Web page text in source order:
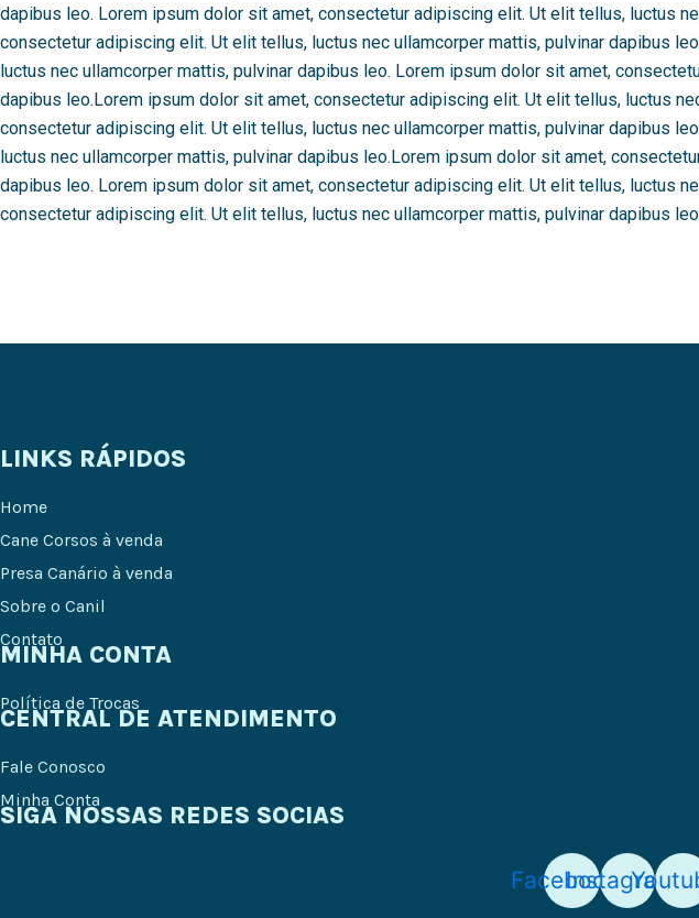
dapibus leo. Lorem ipsum dolor sit amet, consectetur adipiscing elit. Ut elit tellus, luctus
consectetur adipiscing elit. Ut elit tellus, luctus nec ullamcorper mattis, pulvinar dapibus
luctus nec ullamcorper mattis, pulvinar dapibus leo. Lorem ipsum dolor sit amet,
dapibus leo.Lorem ipsum dolor sit amet, consectetur adipiscing elit. Ut elit tellus, luctus
consectetur adipiscing elit. Ut elit tellus, luctus nec ullamcorper mattis, pulvinar dapibus
luctus nec ullamcorper mattis, pulvinar dapibus leo.Lorem ipsum dolor sit amet,
dapibus leo. Lorem ipsum dolor sit amet, consectetur adipiscing elit. Ut elit tellus, luctus
consectetur adipiscing elit. Ut elit tellus, luctus nec ullamcorper mattis, pulvinar dapibus
LINKS RÁPIDOS
Home
Cane Corsos à venda
Presa Canário à venda
Sobre o Canil
Contato
MINHA CONTA
Política de Trocas
CENTRAL DE ATENDIMENTO
Fale Conosco
Minha Conta
SIGA NOSSAS REDES SOCIAS
FacebookInstagram